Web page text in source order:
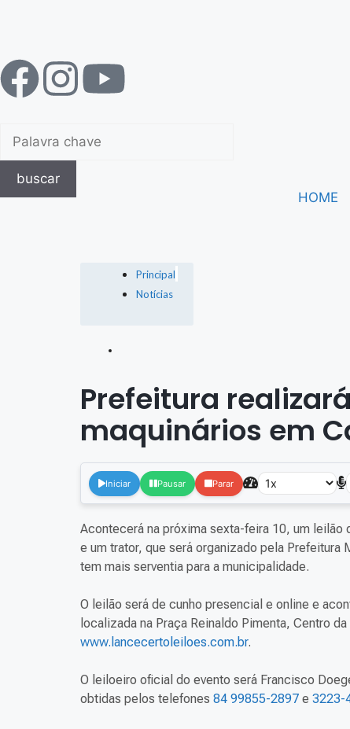
buscar
HOME
Principal
Notícias
Prefeitura
maquinários em
Iniciar Pausar Parar
Acontecerá na próxima sexta-feira 10, um
e um trator, que será organizado pela Prefeitura
tem mais serventia para a municipalidade.
O leilão será de cunho presencial e online e
localizada na Praça Reinaldo Pimenta, Centro
www.lancecertoleiloes.com.br.
O leiloeiro oficial do evento será Francisco
obtidas pelos telefones 84 99855-2897 e 3223-